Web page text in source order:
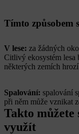
Tímto způsobem
V lese: za žádných
Citlivý ekosystém
některých zemích
Spalování: spalování
při něm může vznikat
Takto můžete
využít